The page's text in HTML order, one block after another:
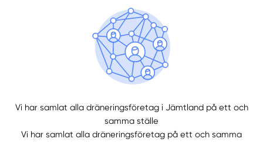
Välj tillvägagångssätt
Vi har samlat alla dräneringsföretag i Jämtland på ett och
samma ställe
Vi har samlat alla dräneringsföretag på ett och samma